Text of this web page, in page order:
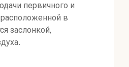
первичного и
в
заслонкой,
.